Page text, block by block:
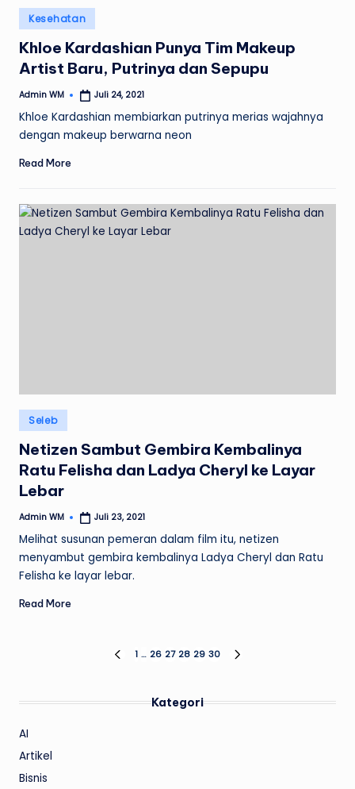
Posted
in
Kesehatan
Khloe Kardashian Punya Tim Makeup
Artist Baru, Putrinya dan Sepupu
Posted
Admin WM Juli 24, 2021
Khloe Kardashian membiarkan putrinya merias wajahnya
dengan makeup berwarna neon
Read More
Posted
in
Seleb
Netizen Sambut Gembira Kembalinya
Ratu Felisha dan Ladya Cheryl ke Layar
Lebar
Posted
Admin WM Juli 23, 2021
Melihat susunan pemeran dalam film itu, netizen
menyambut gembira kembalinya Ladya Cheryl dan Ratu
Felisha ke layar lebar.
Read More
PaginasiPREVIOUS
1 … 26 27 28 29 30
Kategori
AI
Artikel
Bisnis